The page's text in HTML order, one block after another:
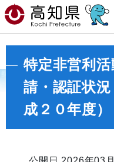
特定非営利
請・認証状
成２０年度）